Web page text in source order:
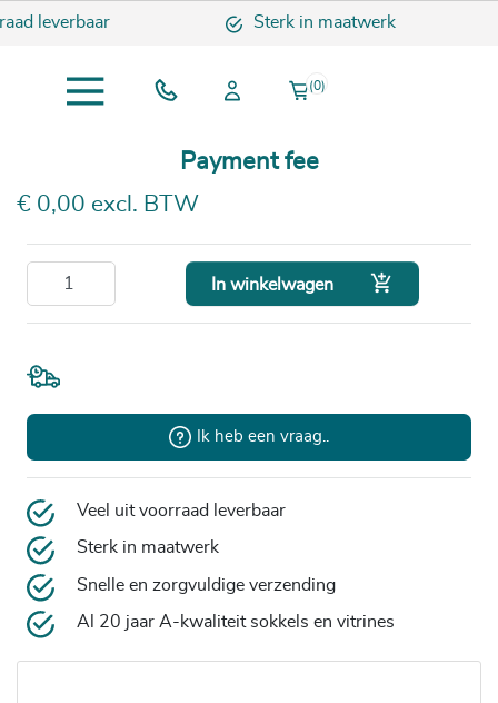
leverbaar Sterk in maatwerk
(0)
Payment fee
€ 0,00 excl. BTW
In winkelwagen 
Ik heb een vraag..
Veel uit voorraad leverbaar
Sterk in maatwerk
Snelle en zorgvuldige verzending
Al 20 jaar A-kwaliteit sokkels en vitrines